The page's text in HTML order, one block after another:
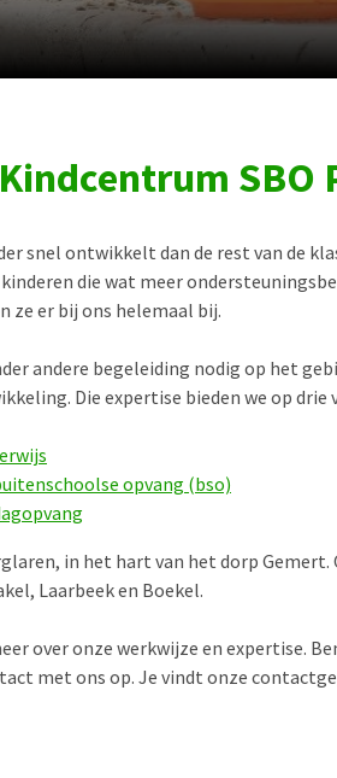
SBO
snel ontwikkelt dan de rest van de
die wat meer
ze er bij ons helemaal bij.
andere begeleiding nodig op het
Die expertise bieden we op drie
opvang (bso)
in het hart van het dorp
Laarbeek en Boekel.
over onze werkwijze en expertise.
met ons op. Je vindt onze